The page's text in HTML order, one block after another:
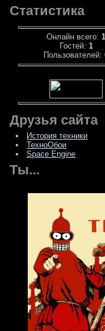
Статистика
Онлайн всего: 1
Гостей: 1
Пользователей:
Друзья сайта
История техники
ТехноОбои
Space Engine
Ты...